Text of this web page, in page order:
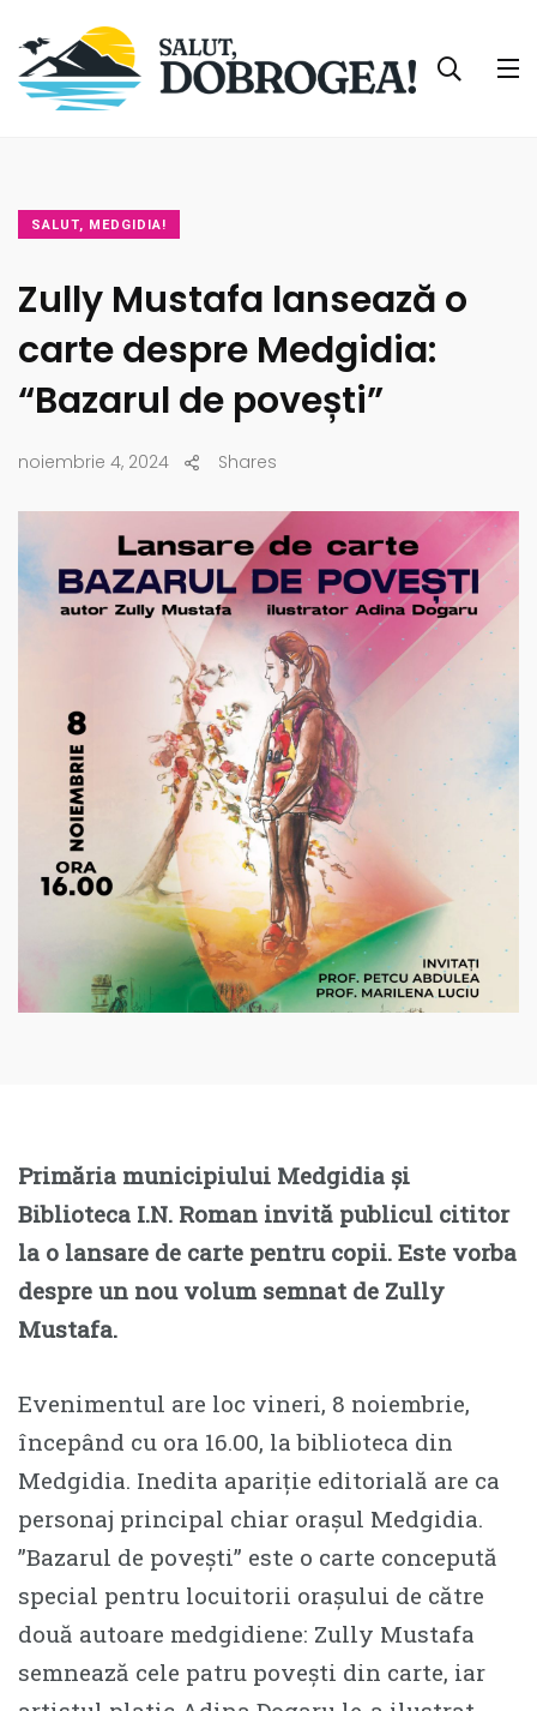
SALUT, MEDGIDIA!
Zully Mustafa lansează o
carte despre Medgidia:
“Bazarul de povești”
noiembrie 4, 2024 Shares
Primăria municipiului Medgidia și
Biblioteca I.N. Roman invită publicul cititor
la o lansare de carte pentru copii. Este vorba
despre un nou volum semnat de Zully
Mustafa.
Evenimentul are loc vineri, 8 noiembrie,
începând cu ora 16.00, la biblioteca din
Medgidia. Inedita apariție editorială are ca
personaj principal chiar orașul Medgidia.
”Bazarul de povești” este o carte concepută
special pentru locuitorii orașului de către
două autoare medgidiene: Zully Mustafa
semnează cele patru povești din carte, iar